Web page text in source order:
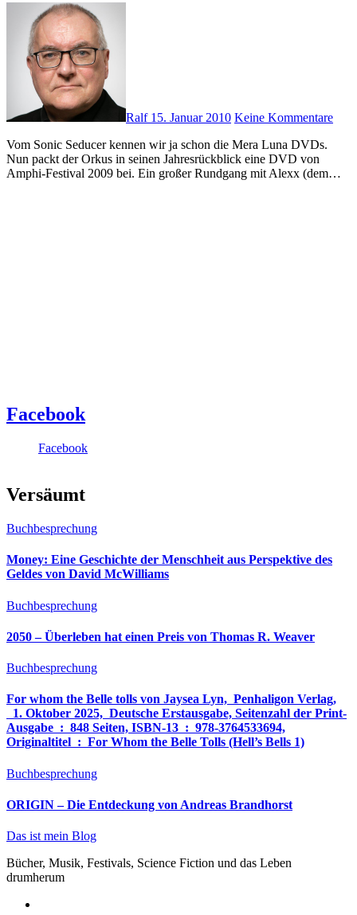
Ralf 15. Januar 2010 Keine Kommentare
Vom Sonic Seducer kennen wir ja schon die Mera Luna DVDs.
Nun packt der Orkus in seinen Jahresrückblick eine DVD von
Amphi-Festival 2009 bei. Ein großer Rundgang mit Alexx (dem…
Facebook
Facebook
Versäumt
Buchbesprechung
Money: Eine Geschichte der Menschheit aus Perspektive des
Geldes von David McWilliams
Buchbesprechung
2050 – Überleben hat einen Preis von Thomas R. Weaver
Buchbesprechung
For whom the Belle tolls von Jaysea Lyn, ‎ Penhaligon Verlag,
‎ 1. Oktober 2025, ‎ Deutsche Erstausgabe, Seitenzahl der Print-
Ausgabe ‏ : ‎ 848 Seiten, ISBN-13 ‏ : ‎ 978-3764533694,
Originaltitel ‏ : ‎ For Whom the Belle Tolls (Hell’s Bells 1)
Buchbesprechung
ORIGIN – Die Entdeckung von Andreas Brandhorst
Das ist mein Blog
Bücher, Musik, Festivals, Science Fiction und das Leben
drumherum